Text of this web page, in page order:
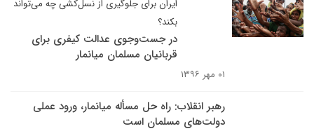
ایران برای جلوگیری از نسل‌کشی چه می‌تواند
بکند؟
در جست‌و‌جوی عدالت کیفری برای
قربانیان مسلمان میانمار
۰۱ مهر ۱۳۹۶
رهبر انقلاب: راه حل مسأله میانمار، ورود عملی
دولت‌های مسلمان است